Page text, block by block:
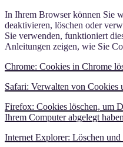
In Ihrem Browser können Sie
deaktivieren, löschen oder
Sie verwenden, funktioniert
Anleitungen zeigen, wie Sie
Chrome: Cookies in Chrome
Safari: Verwalten von Cookies
Firefox: Cookies löschen, um
Ihrem Computer abgelegt haben
Internet Explorer: Löschen